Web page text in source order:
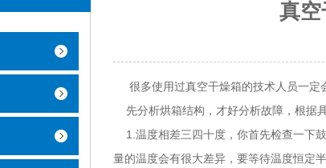
真空
很多使用过真空干燥箱的技术人员一定
先分析烘箱结构，才好分析故障，根据
1.温度相差三四十度，你首先检查一下
量的温度会有很大差异，要等待温度恒定